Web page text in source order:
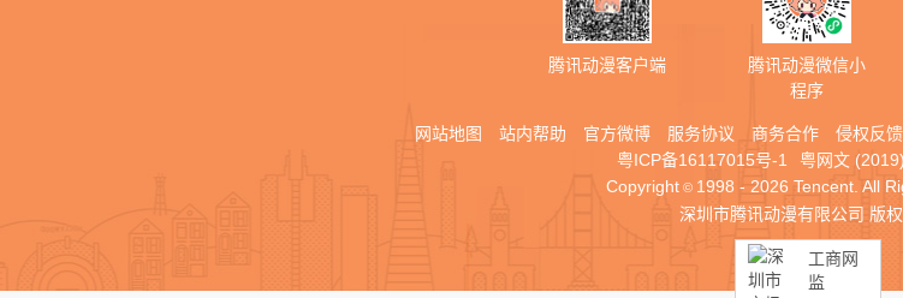
腾讯动漫客户端
腾讯动漫微信小
程序
网站地图 站内帮助 官方微博 服务协议 商务合作 侵权反馈
粤ICP备16117015号-1
粤网文
Copyright © 1998 - 2026 Tencent. All
深圳市腾讯动漫有限公司 版
工商网
监